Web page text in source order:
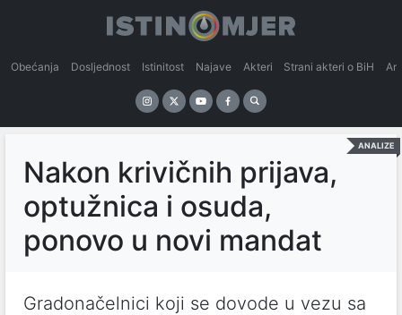
Obećanja Dosljednost Istinitost Najave Akteri Strani akteri o BiH
ANALIZE
Nakon krivičnih prijava,
optužnica i osuda,
ponovo u novi mandat
Gradonačelnici koji se dovode u vezu sa